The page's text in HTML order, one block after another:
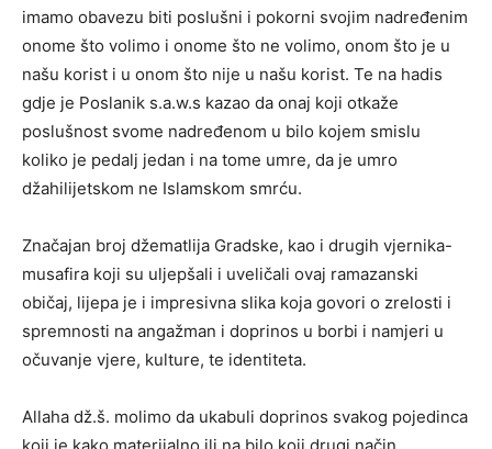
imamo obavezu biti poslušni i pokorni svojim nadređenim
onome što volimo i onome što ne volimo, onom što je u
našu korist i u onom što nije u našu korist. Te na hadis
gdje je Poslanik s.a.w.s kazao da onaj koji otkaže
poslušnost svome nadređenom u bilo kojem smislu
koliko je pedalj jedan i na tome umre, da je umro
džahilijetskom ne Islamskom smrću.
Značajan broj džematlija Gradske, kao i drugih vjernika-
musafira koji su uljepšali i uveličali ovaj ramazanski
običaj, lijepa je i impresivna slika koja govori o zrelosti i
spremnosti na angažman i doprinos u borbi i namjeri u
očuvanje vjere, kulture, te identiteta.
Allaha dž.š. molimo da ukabuli doprinos svakog pojedinca